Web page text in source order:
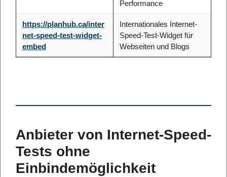
Performance
https://planhub.ca/inter
net-speed-test-widget-
embed
Internationales Internet-
Speed-Test-Widget für
Webseiten und Blogs
Anbieter von Internet-Speed-
Tests ohne
Einbindemöglichkeit